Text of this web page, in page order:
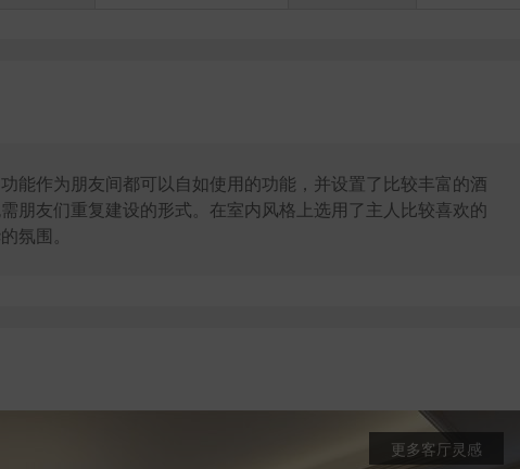
能作为朋友间都可以自如使用的功能，并设置了比较丰富的酒
朋友们重复建设的形式。在室内风格上选用了主人比较喜欢的
氛围。
更多客厅灵感